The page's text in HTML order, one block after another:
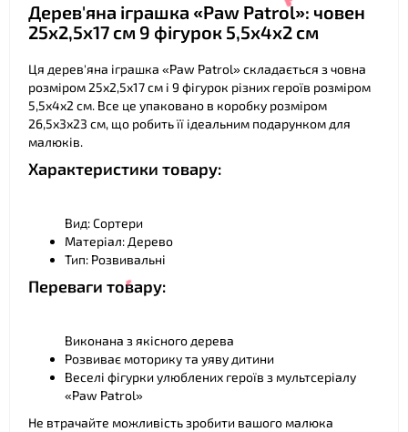
Дерев'яна іграшка «Paw Patrol»: човен
25х2,5х17 см 9 фігурок 5,5х4х2 см
Ця дерев'яна іграшка «Paw Patrol» складається з човна
розміром 25х2,5х17 см і 9 фігурок різних героїв розміром
5,5х4х2 см. Все це упаковано в коробку розміром
26,5х3х23 см, що робить її ідеальним подарунком для
малюків.
Характеристики товару:
Вид: Сортери
Матеріал: Дерево
Тип: Розвивальні
Переваги товару:
Виконана з якісного дерева
Розвиває моторику та уяву дитини
Веселі фігурки улюблених героїв з мультсеріалу
«Paw Patrol»
Не втрачайте можливість зробити вашого малюка
❤